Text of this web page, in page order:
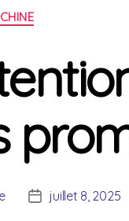
Catégories
Datejuillet 8, 2025